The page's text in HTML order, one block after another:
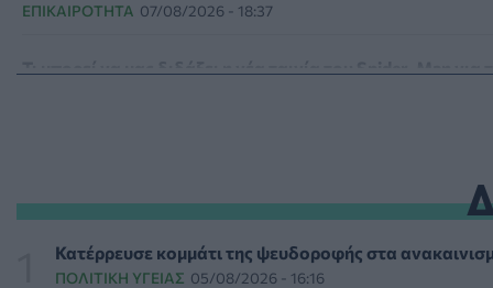
ΕΠΙΚΑΙΡΌΤΗΤΑ 07/08/2026 - 18:37
ΥΓΕΊΑ 07/08/2026 - 17:17
Κατέρρευσε κομμάτι της ψευδοροφής στα
ΠΟΛΙΤΙΚΉ ΥΓΕΊΑΣ 05/08/2026 - 16:16